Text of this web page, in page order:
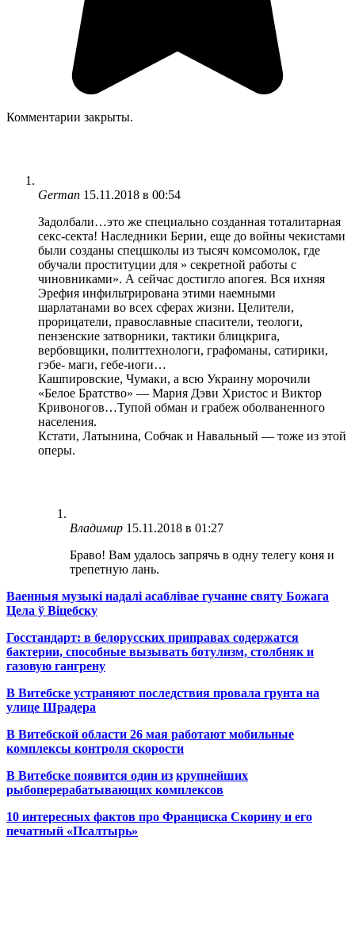
Комментарии закрыты.
German 15.11.2018 в 00:54
Задолбали…это же специально созданная тоталитарная
секс-секта! Наследники Берии, еще до войны чекистами
были созданы спецшколы из тысяч комсомолок, где
обучали проституции для » секретной работы с
чиновниками». А сейчас достигло апогея. Вся ихняя
Эрефия инфильтрирована этими наемными
шарлатанами во всех сферах жизни. Целители,
прорицатели, православные спасители, теологи,
пензенские затворники, тактики блицкрига,
вербовщики, политтехнологи, графоманы, сатирики,
гэбе- маги, гебе-иоги…
Кашпировские, Чумаки, а всю Украину морочили
«Белое Братство» — Мария Дэви Христос и Виктор
Кривоногов…Тупой обман и грабеж оболваненного
населения.
Кстати, Латынина, Собчак и Навальный — тоже из этой
оперы.
Владимир 15.11.2018 в 01:27
Браво! Вам удалось запрячь в одну телегу коня и
трепетную лань.
Ваенныя музыкі надалі асаблівае гучанне святу Божага
Цела ў Віцебску
Госстандарт: в белорусских приправах содержатся
бактерии, способные вызывать ботулизм, столбняк и
газовую гангрену
В Витебске устраняют последствия провала грунта на
улице Шрадера
В Витебской области 26 мая работают мобильные
комплексы контроля скорости
В Витебске появится один из крупнейших
рыбоперерабатывающих комплексов
10 интересных фактов про Франциска Скорину и его
печатный «Псалтырь»